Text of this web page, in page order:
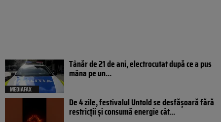
MEDIAFAX
Tânăr de 21 de ani, electrocutat după ce a pus
mâna pe un...
De 4 zile, festivalul Untold se desfășoară fără
restricții și consumă energie cât...